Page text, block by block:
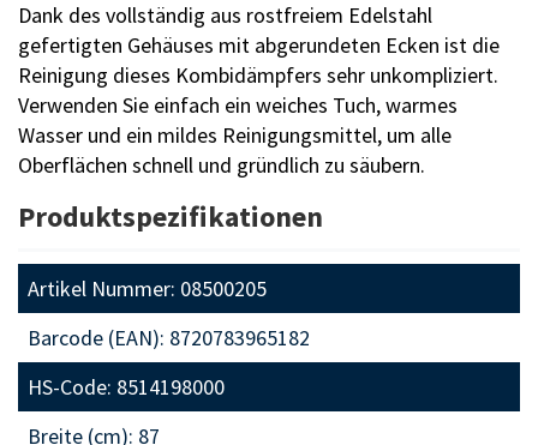
Dank des vollständig aus rostfreiem Edelstahl
gefertigten Gehäuses mit abgerundeten Ecken ist die
Reinigung dieses Kombidämpfers sehr unkompliziert.
Verwenden Sie einfach ein weiches Tuch, warmes
Wasser und ein mildes Reinigungsmittel, um alle
Oberflächen schnell und gründlich zu säubern.
Produktspezifikationen
Artikel Nummer: 08500205
Barcode (EAN): 8720783965182
HS-Code: 8514198000
Breite (cm): 87